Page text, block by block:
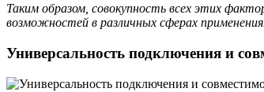
Таким образом, совокупность всех этих
возможностей в различных сферах
Универсальность подключения и